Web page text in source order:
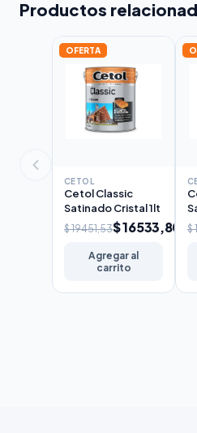
Productos
OFERTA
CETOL
Cetol Classic
Satinado Cristal 1lt
$ 19451,53$ 16533,80
Agregar al
carrito
1lt
$